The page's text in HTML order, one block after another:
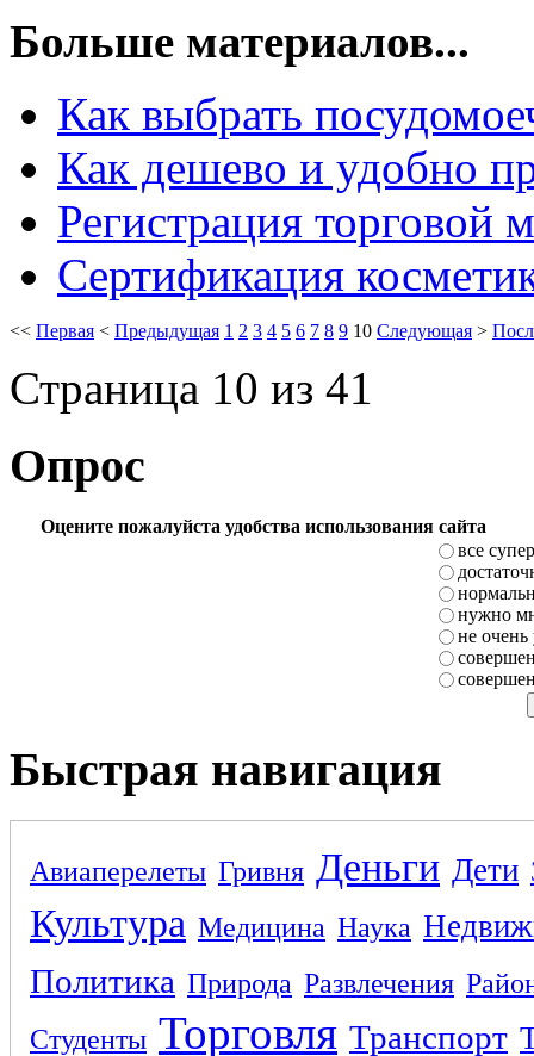
Больше материалов...
Как выбрать
Как дешево и удобно
Регистрация торговой
Сертификация
<< Первая < Предыдущая 1 2 3 4 5 6 7 8 9 10 Следующая >
Страница 10 из 41
Опрос
Оцените пожалуйста удобства использования сайта
все супер
нужно
не очень
Быстрая навигация
Авиаперелеты Гривня Деньги Дети
Культура Медицина Наука
Политика Природа Развлечения
Студенты Торговля Транспорт